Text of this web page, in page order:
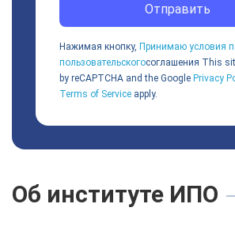
Отправить
Нажимая кнопку, Принимаю условия
пользовательскогосоглашения This
by reCAPTCHA and the Google Privacy
Terms of Service apply.
Об институте ИПО